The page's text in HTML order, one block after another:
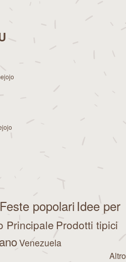
Feste popolari Idee per
Principale Prodotti tipici
Venezuela
Altro